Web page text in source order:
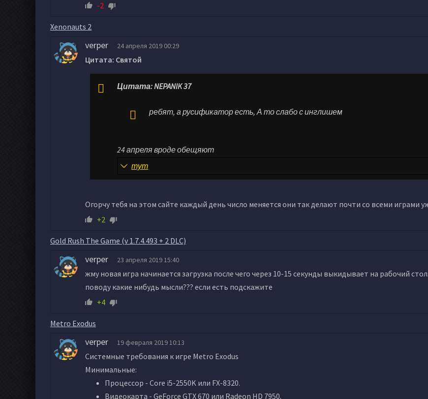
-2
Xenonauts 2
verper 24 апреля 2019 00:29
Цитата: Святой
Цитата: NEPANIK 37
ребят, а русификатор есть, А то слабо с инглишем
24 апреля вроде обещяют
тут
Огорчу тебя на этом сайте каждый день число меняется они так делают почти со всеми играми
+2
Gold Rush The Game (v 1.7.4.493 + 2 DLC)
verper 23 апреля 2019 15:40
жму новая игра начинается загрузка после чего через 10-15 секунды выкидывает на рабочий
поводу какие нибудь мысли??? если есть подскажите
+4
Metro Exodus
verper 19 февраля 2019 10:13
Системные требования к игре Metro Exodus
Минимальные:
Процессор - Core i5-2550K или FX-8320.
Видеокарта - GeForce GTX 670 или Radeon HD 7950.